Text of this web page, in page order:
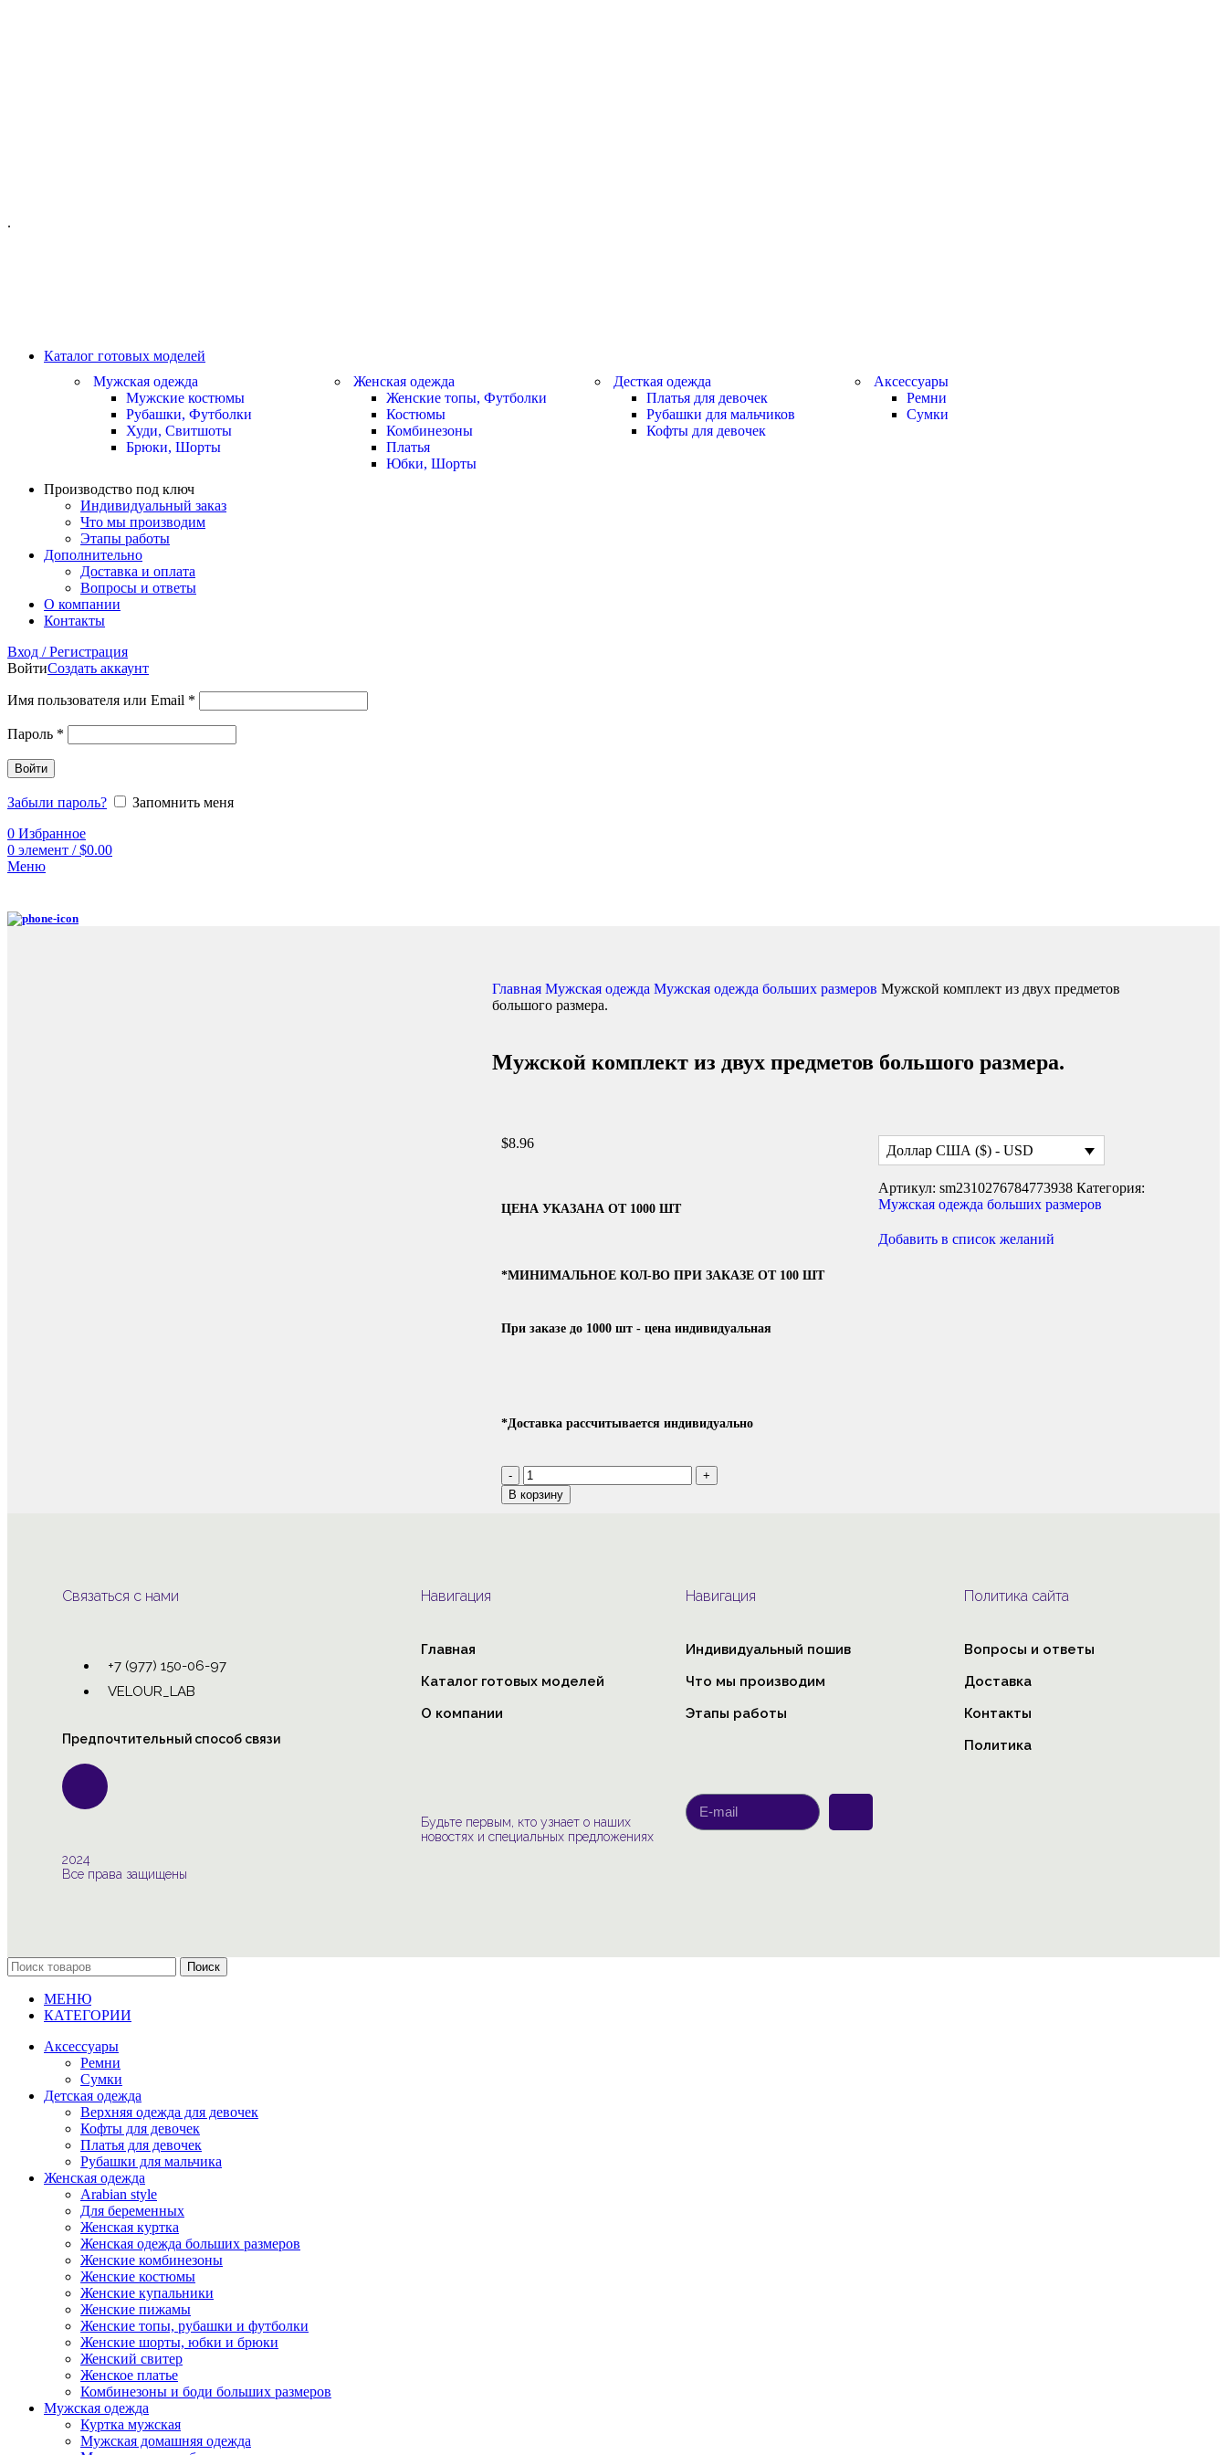
.
Каталог готовых моделей
Мужская одежда
Мужские костюмы
Рубашки, Футболки
Худи, Свитшоты
Брюки, Шорты
Женская одежда
Женские топы, Футболки
Костюмы
Комбинезоны
Платья
Юбки, Шорты
Десткая одежда
Платья для девочек
Рубашки для мальчиков
Кофты для девочек
Аксессуары
Ремни
Сумки
Производство под ключ
Индивидуальный заказ
Что мы производим
Этапы работы
Дополнительно
Доставка и оплата
Вопросы и ответы
О компании
Контакты
Вход / Регистрация
ВойтиСоздать аккаунт
Имя пользователя или Email *
Пароль *
Войти
Забыли пароль?
Запомнить меня
0 Избранное
0 элемент / $0.00
Меню
ГлавнаяМужская одеждаМужская одежда больших размеровМужской комплект из двух предметов
большого размера.
Мужской комплект из двух предметов большого размера.
$8.96
ЦЕНА УКАЗАНА ОТ 1000 ШТ
*МИНИМАЛЬНОЕ КОЛ-ВО ПРИ ЗАКАЗЕ ОТ 100 ШТ
При заказе до 1000 шт - цена индивидуальная
*Доставка рассчитывается индивидуально
Доллар США ($) - USD
Артикул: sm2310276784773938 Категория:
Мужская одежда больших размеров
Добавить в список желаний
В корзину
Связаться с нами
+7 (977) 150-06-97
VELOUR_LAB
Предпочтительный способ связи
2024
Все права защищены
Навигация
Главная
Каталог готовых моделей
О компании
Будьте первым, кто узнает о наших
новостях и специальных предложениях
Навигация
Индивидуальный пошив
Что мы производим
Этапы работы
Политика сайта
Вопросы и ответы
Доставка
Контакты
Политика
Поиск
МЕНЮ
КАТЕГОРИИ
Аксессуары
Ремни
Сумки
Детская одежда
Верхняя одежда для девочек
Кофты для девочек
Платья для девочек
Рубашки для мальчика
Женская одежда
Arabian style
Для беременных
Женская куртка
Женская одежда больших размеров
Женские комбинезоны
Женские костюмы
Женские купальники
Женские пижамы
Женские топы, рубашки и футболки
Женские шорты, юбки и брюки
Женский свитер
Женское платье
Комбинезоны и боди больших размеров
Мужская одежда
Куртка мужская
Мужская домашняя одежда